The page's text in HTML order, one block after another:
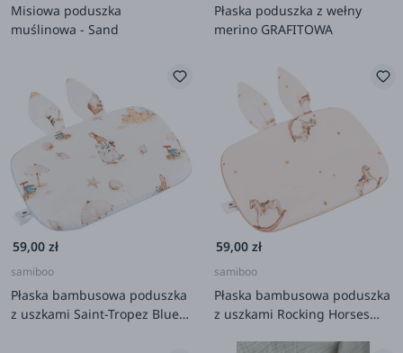
Misiowa poduszka
muślinowa - Sand
Płaska poduszka z wełny
merino GRAFITOWA
59,00 zł
samiboo
Płaska bambusowa poduszka
z uszkami Saint-Tropez Blue
59,00 zł
samiboo
Płaska bambusowa poduszka
z uszkami Rocking Horses